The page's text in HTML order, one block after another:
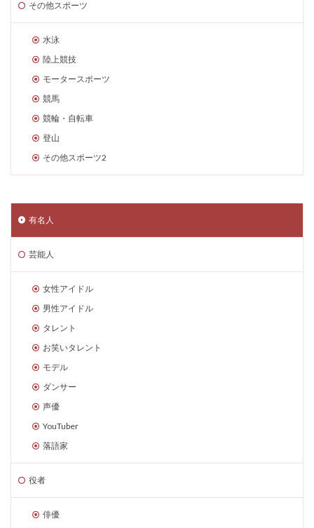
その他スポーツ
水泳
陸上競技
モータースポーツ
競馬
競輪・自転車
登山
その他スポーツ2
有名人
芸能人
女性アイドル
男性アイドル
タレント
お笑いタレント
モデル
ダンサー
声優
YouTuber
落語家
役者
俳優